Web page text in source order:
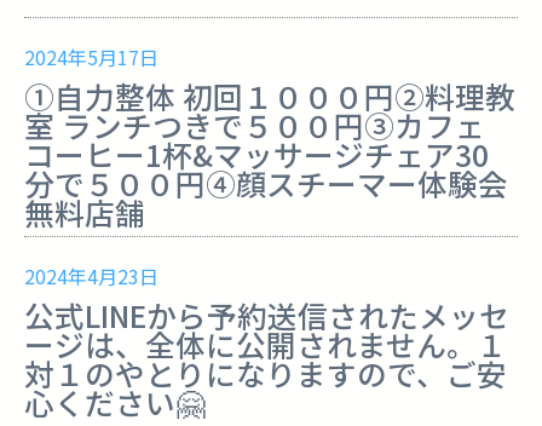
2024年5月17日
①自力整体 初回１０００円②料理教
室 ランチつきで５００円③カフェ
コーヒー1杯&マッサージチェア30
分で５００円④顔スチーマー体験会
無料️️️️️️️️️️️️️店舗
2024年4月23日
公式LINEから予約送信されたメッセ
ージは、全体に公開されません。１
対１のやとりになりますので、ご安
心ください🤗